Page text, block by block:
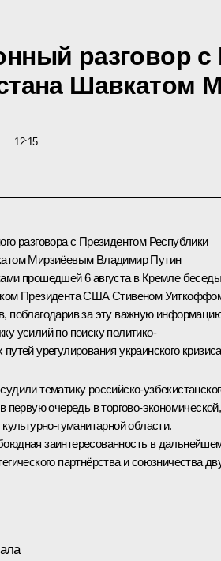
разговор с
Шавкатом
12:15
разговора с Президентом Республики
МирзиёевымВладимир Путин
прошедшей 6 августа в Кремлебеседы
Президента США Стивеном
поблагодарив за эту важную
усилий по поиску политико-
урегулирования украинского
тематику российско-
первую очередь в торгово-экономической,
гуманитарной области.
заинтересованность в
партнёрства и союзничества